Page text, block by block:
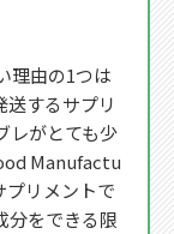
理由の1つは
送するサプリ
レがとても少
Manufactu
リメントで
分をできる限